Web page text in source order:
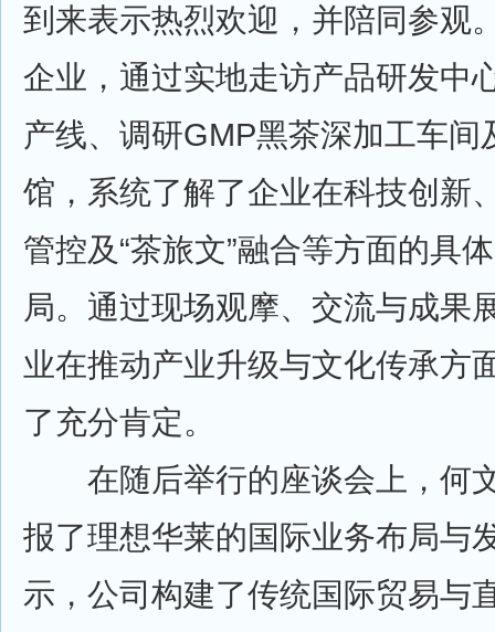
到来表示热烈欢迎，并陪同参观
企业，通过实地走访产品研发中
产线、调研GMP黑茶深加工车间
馆，系统了解了企业在科技创新
管控及“茶旅文”融合等方面的具
局。通过现场观摩、交流与成果
业在推动产业升级与文化传承方
了充分肯定。
在随后举行的座谈会上，何
报了理想华莱的国际业务布局与
示，公司构建了传统国际贸易与